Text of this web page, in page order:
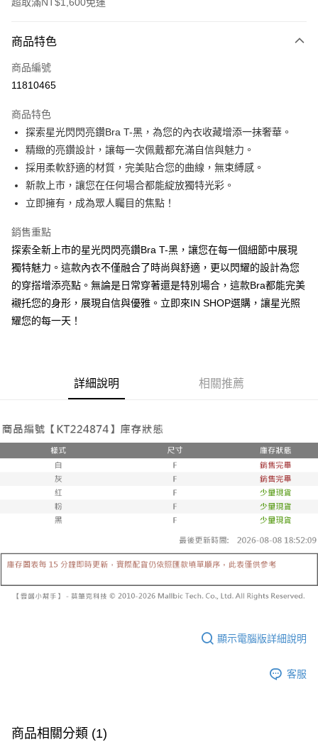
信用卡一次付款
超商取貨付款
Apple Pay
街口支付
Google Pay
大哥付你分期
相關說明
1.本服務由台灣大哥大提供，台灣大哥大用戶可立即使用無須另外申請。
2.付款方式選擇「大哥付你分期」，訂單成立後會自動跳轉到大哥付的交易
流程，驗證手機門號後，選擇欲分期的期數、繳款截止日，確認付款後即完
成交易。
3.實際核准額度、可分期數及費用金額請依後續交易確認頁面所載為準。
4.訂單成立30分鐘內，如未前往確認交易或遇審核未通過，訂單將自動取
【注意事項】
1.本服務係由「台灣大哥大股份有限公司」（以下簡稱本公司）所提供，讓
用戶於交易時，得透過本服務購買商品或服務，並由商店將買賣／分期付款
買賣價金債權讓與本公司後，依約使用本公司帳單繳交帳款。
2.基於同意付款使用「大哥付你分期」之契約關係目的，商店將以您的個人
資料（包含姓名、電話或地址）提供予台灣大哥大進項蒐集、處理及利用，
由本公司與您本人進行分期帳單所需資料之確認、核對及更正。
3.完整用戶服務條款，請詳閱以下連結：
https://oppay.tw/userRule
AFTEE先享後付
相關說明
【關於「AFTEE先享後付」】
AFTEE先享後付是「在收到商品之後才付款」的支付方式。 讓您購物簡單
便利好安心！
１．簡單：不需註冊會員、不需綁卡、不需儲值。
１．於結帳方式選擇「AFTEE先享後付」後，將跳轉至「AFTEE先享後付」
結帳頁面，進行簡訊認證並確認金額後，即可完成結帳。
３．收到繳費通知簡訊後14天內，點擊此簡訊中的連結，可透過四大超商／
※ 請注意：結帳手續完成當下不需立刻繳費，但若您需要取消訂單，請聯絡
購買商品的店家。未經商家同意取消之訂單仍視為有效，需透過AFTEE先享
後付繳納相關費用。
※ 交易是否成功請以「AFTEE先享後付 」之結帳頁面顯示為準，若有關於
是否繳費成功／繳費後需取消欲退款等相關疑問，請聯繫「AFTEE先享後付
客戶支援中心」
https://netprotections.freshdesk.com/support/home
１．透過由恩沛科技股份有限公司提供之「AFTEE先享後付」服務完成之交
易，需依本服務之必要範圍內提供個人資料，並將交易相關給付款項請求債
２．關於個人資料處理事宜，請瀏覽以下網址：
時審查核予不同之上限額度；若仍有額度不足之情形，本公司將視審查結果
付款後全家取貨
已關閉，請勿下單
每筆NT$10,000
已關閉，請勿下單(付取)
每筆NT$10,000
每筆NT$60，滿NT$1,800(含以上)免運費
每筆NT$60，滿NT$1,600(含以上)免運費
查看運費
商品特色
商品編號
11810465
商品特色
探索星光閃閃亮鑽Bra T-黑，為您的內衣收藏增添一抹奢華。
精緻的亮鑽設計，讓每一次佩戴都充滿自信與魅力。
採用柔軟舒適的材質，完美貼合您的曲線，無束縛感。
新款上市，讓您在任何場合都能綻放獨特光彩。
立即擁有，成為眾人矚目的焦點！
銷售重點
探索全新上市的星光閃閃亮鑽Bra T-黑，讓您在每一個細節中展現
獨特魅力。這款內衣不僅融合了時尚與舒適，更以閃耀的設計為您
的穿搭增添亮點。無論是日常穿著還是特別場合，這款Bra都能完美
襯托您的身形，展現自信與優雅。立即來IN SHOP選購，讓星光照
耀您的每一天！
詳細說明 相關推薦
顯示電腦版詳細說明
客服
商品相關分類 (1)